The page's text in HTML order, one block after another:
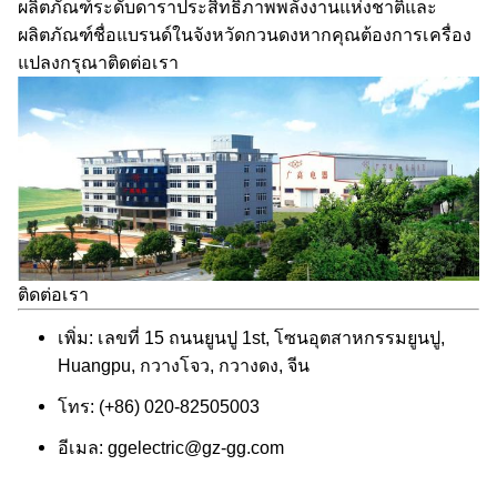
ผลิตภัณฑ์ระดับดาราประสิทธิภาพพลังงานแห่งชาติและ
ผลิตภัณฑ์ชื่อแบรนด์ในจังหวัดกวนดงหากคุณต้องการเครื่อง
แปลงกรุณาติดต่อเรา
ติดต่อเรา
เพิ่ม: เลขที่ 15 ถนนยูนปู 1st, โซนอุตสาหกรรมยูนปู,
Huangpu, กวางโจว, กวางดง, จีน
โทร: (+86) 020-82505003
อีเมล: ggelectric@gz-gg.com